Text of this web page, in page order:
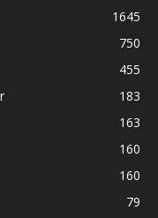
1645
750
455
183
163
160
160
79